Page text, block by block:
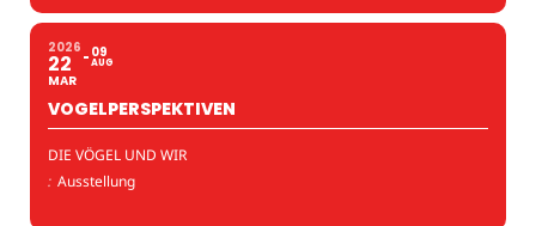
2026
22
MAR
09
AUG
VOGELPERSPEKTIVEN
DIE VÖGEL UND WIR
: Ausstellung